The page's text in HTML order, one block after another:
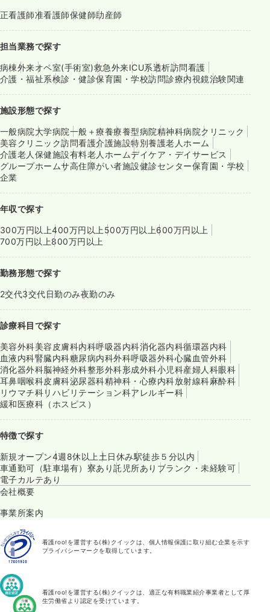
正看護師准看護師保健師助産師
担当業務で探す
病棟外来オペ室(手術室)救急外来ICU系透析訪問看護
介護・福祉系検診・健診保育園・学校訪問診療内視鏡治験関連
施設形態で探す
一般病院大学病院一般＋療養療養型病院精神科病院クリニック
美容クリニック訪問看護介護施設特別養護老人ホーム
介護老人保健施設有料老人ホームデイケア・デイサービス
グループホームサ高住障がい者施設健診センター保育園・学校
企業
年収で探す
300万円以上400万円以上 500万円以上600万円以上
700万円以上800万円以上
勤務形態で探す
2交代3交代日勤のみ夜勤のみ
診療科目で探す
美容外科美容皮膚科内科呼吸器内科消化器内科循環器内科
血液内科腎臓内科糖尿病内科外科呼吸器外科心臓血管外科
消化器外科脳神経外科整形外科形成外科小児科産婦人科眼科
耳鼻咽喉科皮膚科泌尿器科精神科・心療内科放射線科麻酔科
リウマチ科リハビリテーション科アレルギー科
緩和医療科（ホスピス）
特徴で探す
新規オープン4週8休以上 土日休み駅徒歩５分以内
車通勤可（駐車場有） 寮あり託児所あり ブランク・未経験可
電子カルテあり
会社概要
事業所案内
看護roo!を運営する(株)クイックは、個人情報保護に取り組む企業を示す
プライバシーマークを取得しています。
看護roo!を運営する(株)クイックは、適正な有料職業紹介事業者として厚
生労働省より認定を受けています。